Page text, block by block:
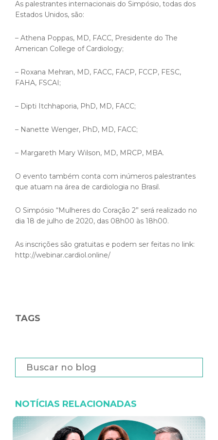
As palestrantes internacionais do Simpósio, todas dos
Estados Unidos, são:
– Athena Poppas, MD, FACC, Presidente do The
American College of Cardiology;
– Roxana Mehran, MD, FACC, FACP, FCCP, FESC,
FAHA, FSCAI;
– Dipti Itchhaporia, PhD, MD, FACC;
– Nanette Wenger, PhD, MD, FACC;
– Margareth Mary Wilson, MD, MRCP, MBA.
O evento também conta com inúmeros palestrantes
que atuam na área de cardiologia no Brasil.
O Simpósio “Mulheres do Coração 2” será realizado no
dia 18 de julho de 2020, das 08h00 às 18h00.
As inscrições são gratuitas e podem ser feitas no link:
http://webinar.cardiol.online/
TAGS
NOTÍCIAS RELACIONADAS